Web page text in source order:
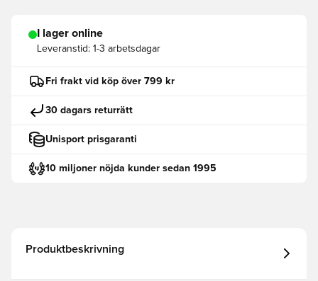
I lager online
Leveranstid: 1-3 arbetsdagar
Fri frakt vid köp över 799 kr
30 dagars returrätt
Unisport prisgaranti
10 miljoner nöjda kunder sedan 1995
Produktbeskrivning